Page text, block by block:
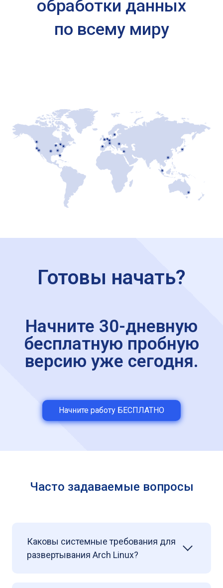
обработки данных
по всему миру
Готовы начать?
Начните 30-дневную
бесплатную пробную
версию уже сегодня.
Начните работу БЕСПЛАТНО
Часто задаваемые вопросы
Каковы системные требования для
развертывания Arch Linux?